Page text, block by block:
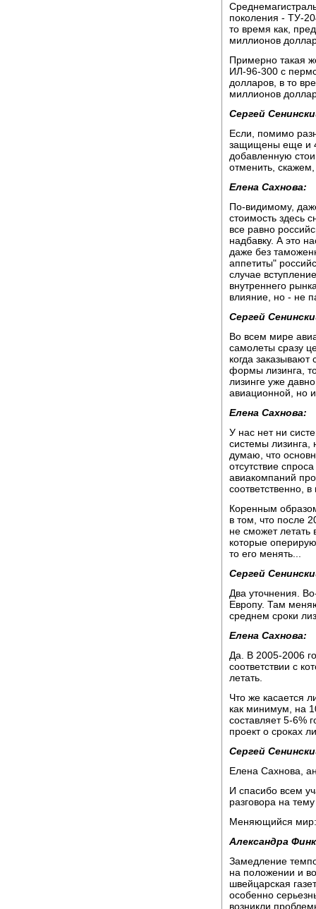
поколения - ТУ-
то время как,
миллионов
Примерно такая
ИЛ-96-300 с
долларов, в то
миллионов
Сергей
Если, помимо
защищены еще и
добавленную
отменить,
Елена Сахнова:
По-видимому,
стоимость здесь
все равно
надбавку. А это
даже без
аппетиты"
случае
внутреннего
влияние, но - не
Сергей
Во всем мире
самолеты сразу
когда заказывают
формы лизинга,
лизинге уже
авиационной, но и
Елена Сахнова:
У нас нет ни
системы лизинга,
думаю, что
отсутствие
авиакомпаний
соответственно,
Коренным
в том, что после
не сможет летать
которые
то его менять...
Сергей
Два уточнения.
Европу. Там
среднем сроки
Елена Сахнова:
Да. В 2005-2006
соответствии с
летать.
Что же касается
как минимум, на
составляет 5-6%
проект о сроках
Сергей
Елена Сахнова,
И спасибо всем
разговора на
Меняющийся мир:
Александра
Замедление
на положении и
швейцарская
особенно
возникли